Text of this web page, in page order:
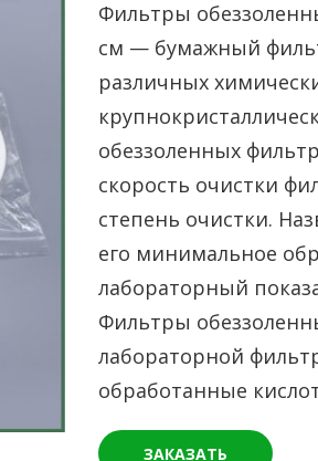
Фильтры
см — бумажный
различных
обеззоленных
скорость очистки
степень очистки.
его минимальное
лабораторный
Фильтры
лабораторной
обработанные
ЗАКАЗАТЬ